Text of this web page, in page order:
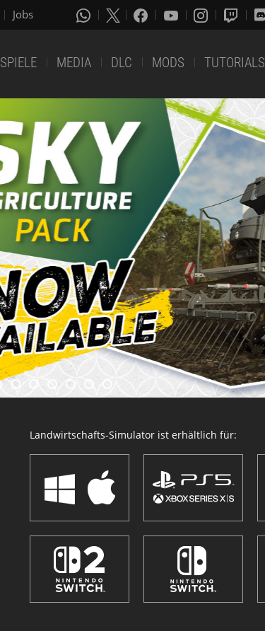
Jobs
SPIELE MEDIA DLC MODS TUTORIALS
Landwirtschafts-Simulator ist erhältlich für: